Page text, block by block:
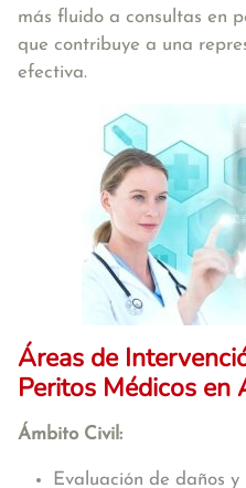
más fluido a consultas en
que contribuye a una
efectiva.
Áreas de
Peritos Médicos
Ámbito Civil:
Evaluación de daños y